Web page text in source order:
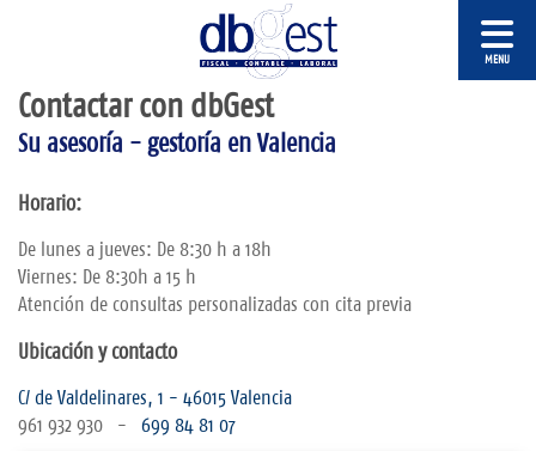
Contactar con dbGest
Su asesoría - gestoría en Valencia
Horario:
De lunes a jueves: De 8:30 h a 18h
Viernes: De 8:30h a 15 h
Atención de consultas personalizadas con cita previa
Ubicación y contacto
C/ de Valdelinares, 1 - 46015 Valencia
961 932 930 - 699 84 81 07